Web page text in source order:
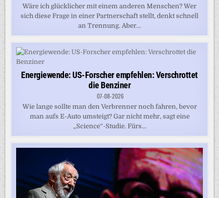
Wäre ich glücklicher mit einem anderen Menschen? Wer
sich diese Frage in einer Partnerschaft stellt, denkt schnell
an Trennung. Aber...
Energiewende: US-Forscher empfehlen: Verschrottet
die Benziner
07-08-2026
Wie lange sollte man den Verbrenner noch fahren, bevor
man aufs E-Auto umsteigt? Gar nicht mehr, sagt eine
„Science“-Studie. Fürs...